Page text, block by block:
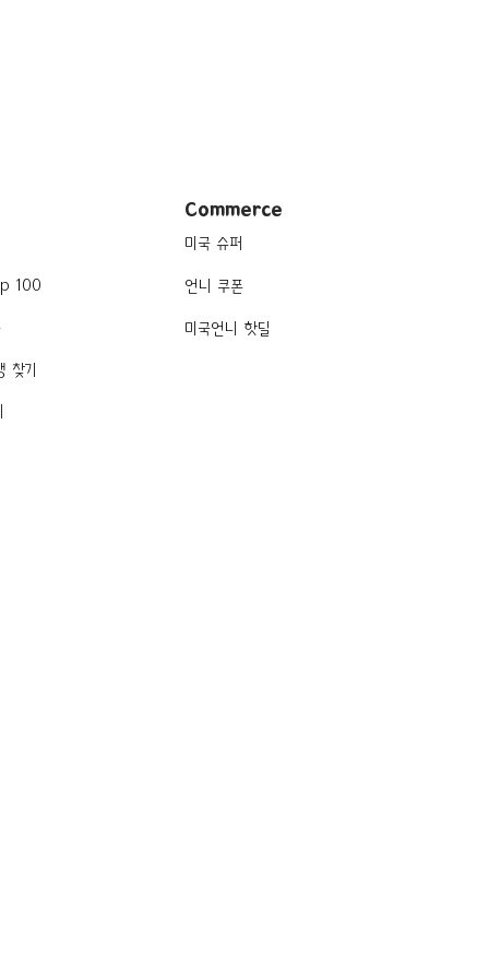
100
찾기
Commerce
미국 슈퍼
언니 쿠폰
미국언니 핫딜